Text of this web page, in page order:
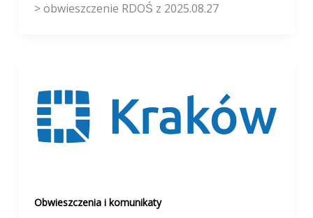
> obwieszczenie RDOŚ z 2025.08.27
Obwieszczenia i komunikaty